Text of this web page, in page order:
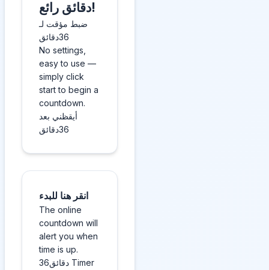
دقائق رائع!
ضبط مؤقت لـ
36دقائق
No settings,
easy to use —
simply click
start to begin a
countdown.
أيقظني بعد
36دقائق
انقر هنا للبدء
The online
countdown will
alert you when
time is up.
36دقائق Timer